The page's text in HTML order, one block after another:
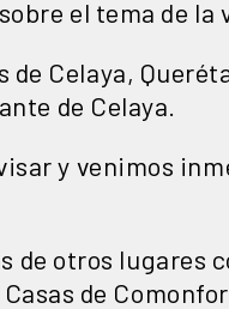
el tema de la
Celaya,
de Celaya.
y venimos
de otros lugares
de